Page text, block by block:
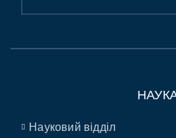
Науковий відділ